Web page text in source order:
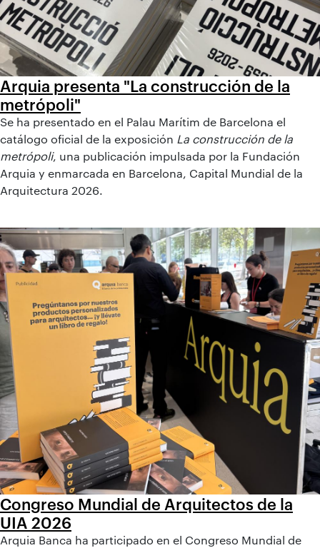
Arquia presenta "La construcción de la
metrópoli"
Se ha presentado en el Palau Marítim de Barcelona el
catálogo oficial de la exposición La construcción de la
metrópoli, una publicación impulsada por la Fundación
Arquia y enmarcada en Barcelona, Capital Mundial de la
Arquitectura 2026.
Congreso Mundial de Arquitectos de la
UIA 2026
Arquia Banca ha participado en el Congreso Mundial de